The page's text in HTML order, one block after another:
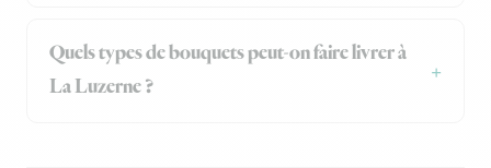
Quels types de bouquets peut-on faire livrer à
La Luzerne ?